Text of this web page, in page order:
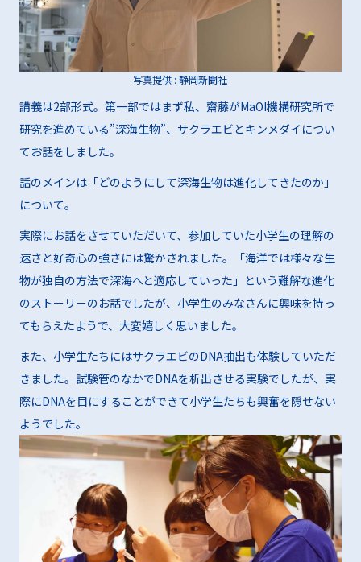
写真提供 : 静岡新聞社
講義は2部形式。第一部ではまず私、齋藤がMaOI機構研究所で
研究を進めている”深海生物”、サクラエビとキンメダイについ
てお話をしました。
話のメインは「どのようにして深海生物は進化してきたのか」
について。
実際にお話をさせていただいて、参加していた小学生の理解の
速さと好奇心の強さには驚かされました。「海洋では様々な生
物が独自の方法で深海へと適応していった」という難解な進化
のストーリーのお話でしたが、小学生のみなさんに興味を持っ
てもらえたようで、大変嬉しく思いました。
また、小学生たちにはサクラエビのDNA抽出も体験していただ
きました。試験管のなかでDNAを析出させる実験でしたが、実
際にDNAを目にすることができて小学生たちも興奮を隠せない
ようでした。